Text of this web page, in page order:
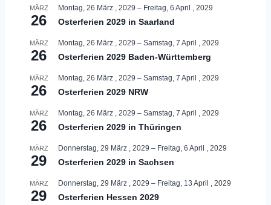
MÄRZ
26
Montag, 26 März , 2029 – Freitag, 6 April , 2029
Osterferien 2029 in Saarland
MÄRZ
26
Montag, 26 März , 2029 – Samstag, 7 April , 2029
Osterferien 2029 Baden-Württemberg
MÄRZ
26
Montag, 26 März , 2029 – Samstag, 7 April , 2029
Osterferien 2029 NRW
MÄRZ
26
Montag, 26 März , 2029 – Samstag, 7 April , 2029
Osterferien 2029 in Thüringen
MÄRZ
29
Donnerstag, 29 März , 2029 – Freitag, 6 April , 2029
Osterferien 2029 in Sachsen
MÄRZ
29
Donnerstag, 29 März , 2029 – Freitag, 13 April , 2029
Osterferien Hessen 2029